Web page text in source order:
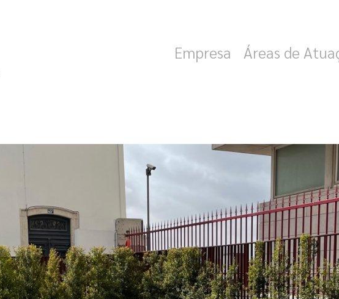
Empresa Áreas de